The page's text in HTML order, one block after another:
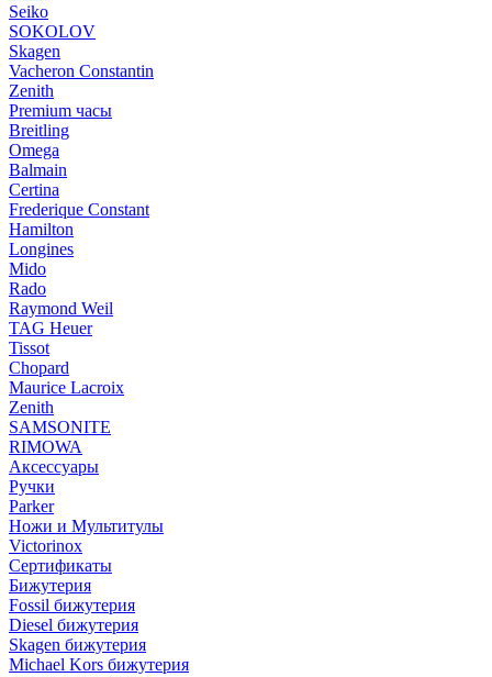
Seiko
SOKOLOV
Skagen
Vacheron Constantin
Zenith
Premium часы
Breitling
Omega
Balmain
Certina
Frederique Constant
Hamilton
Longines
Mido
Rado
Raymond Weil
TAG Heuer
Tissot
Chopard
Maurice Lacroix
Zenith
SAMSONITE
RIMOWA
Аксессуары
Ручки
Parker
Ножи и Мультитулы
Victorinox
Сертификаты
Бижутерия
Fossil бижутерия
Diesel бижутерия
Skagen бижутерия
Michael Kors бижутерия